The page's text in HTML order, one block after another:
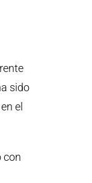
sido
en el
con